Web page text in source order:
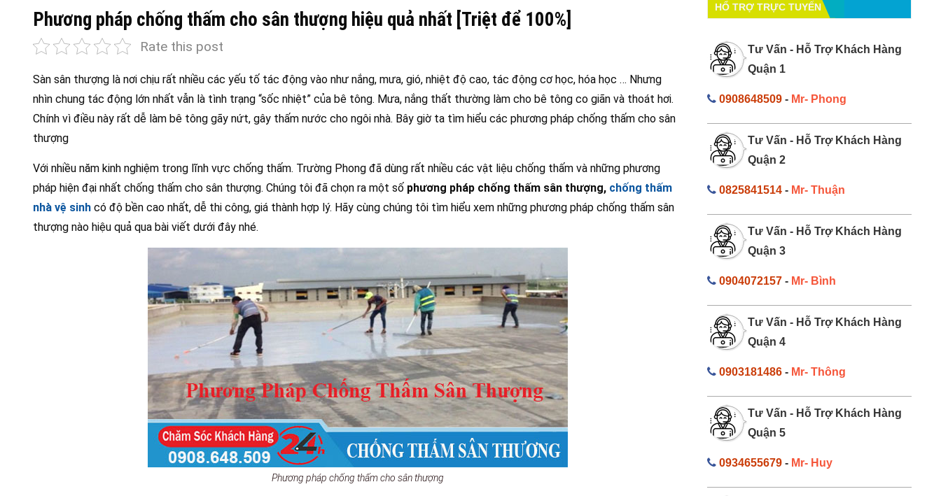
Phương pháp chống thấm cho sân thượng hiệu quả nhất [Triệt để 100%]
Rate this post
Sàn sân thượng là nơi chịu rất nhiều các yếu tố tác động vào như nắng, mưa, gió, nhiệt độ cao, tác động cơ học, hóa học … Nhưng
nhìn chung tác động lớn nhất vẫn là tình trạng “sốc nhiệt” của bê tông. Mưa, nắng thất thường làm cho bê tông co giãn và thoát hơi.
Chính vì điều này rất dễ làm bê tông gãy nứt, gây thấm nước cho ngôi nhà. Bây giờ ta tìm hiểu các phương pháp chống thấm cho sân
thượng
Với nhiều năm kinh nghiệm trong lĩnh vực chống thấm. Trường Phong đã dùng rất nhiều các vật liệu chống thấm và những phương
pháp hiện đại nhất chống thấm cho sân thượng. Chúng tôi đã chọn ra một số phương pháp chống thấm sân thượng, chống thấm
nhà vệ sinh có độ bền cao nhất, dễ thi công, giá thành hợp lý. Hãy cùng chúng tôi tìm hiểu xem những phương pháp chống thấm sân
thượng nào hiệu quả qua bài viết dưới đây nhé.
Phương pháp chống thấm cho sân thượng
HỔ TRỢ TRỰC TUYẾN
Tư Vấn - Hỗ Trợ Khách Hàng
Quận 1
0908648509- Mr- Phong
Tư Vấn - Hỗ Trợ Khách Hàng
Quận 2
0825841514- Mr- Thuận
Tư Vấn - Hỗ Trợ Khách Hàng
Quận 3
0904072157- Mr- Bình
Tư Vấn - Hỗ Trợ Khách Hàng
Quận 4
0903181486- Mr- Thông
Tư Vấn - Hỗ Trợ Khách Hàng
Quận 5
0934655679- Mr- Huy